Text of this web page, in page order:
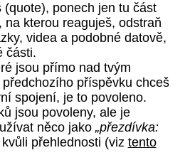
ponech jen tu část
kterou reaguješ, odstraň
videa a podobné datově,
části.
jsou přímo nad tvým
příspěvku chceš
spojení, je to povoleno.
jsou povoleny, ale je
něco jako „přezdívka:
přehlednosti (viz tento